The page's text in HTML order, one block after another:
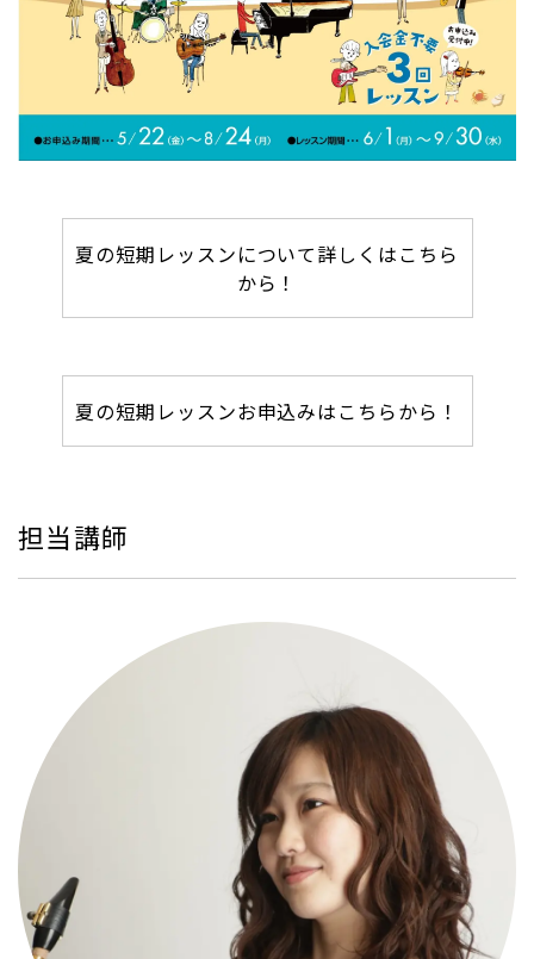
夏の短期レッスンについて詳しくはこちら
から！
夏の短期レッスンお申込みはこちらから！
担当講師